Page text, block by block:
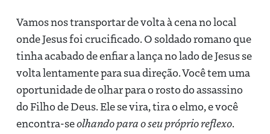
Vamos nos transportar de volta à cena no local
onde Jesus foi crucificado. O soldado romano que
tinha acabado de enfiar a lança no lado de Jesus se
volta lentamente para sua direção. Você tem uma
oportunidade de olhar para o rosto do assassino
do Filho de Deus. Ele se vira, tira o elmo, e você
encontra-seolhando para o seu próprio reflexo.